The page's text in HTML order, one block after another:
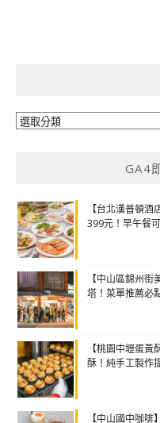
分
GA4
【台北漢普頓
399元！早午餐
【中山區錦州
塔！菜單推薦必
【桃園中壢蛋
酥！純手工製作
【中山國中咖